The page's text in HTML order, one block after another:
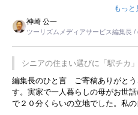
した。プレゼンも巧みで、今でも
は、従業員に東京ディズニーラン
の何かを理解してもらっているこ
プレミアムヨーグルトを販売する
です。永井社長は、駐車場に都内
ことに目をつけ、高級商品でも売
事を懐かしく読みました。
もっと
神崎 公一
ツーリズムメディアサービス編集長
シニアの住まい選びに「駅チカ
暮らし
編集長のひと言 ご寄稿ありがと
す。実家で一人暮らしの母がお世
で２０分くらいの立地でした。私